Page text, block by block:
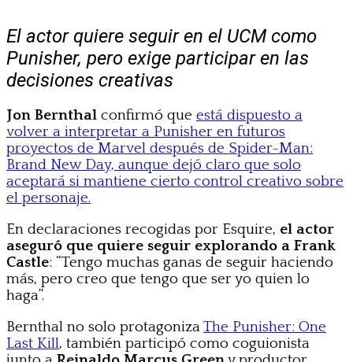
El actor quiere seguir en el UCM como
Punisher, pero exige participar en las
decisiones creativas
Jon Bernthal confirmó que está dispuesto a
volver a interpretar a Punisher en futuros
proyectos de Marvel después de Spider-Man:
Brand New Day, aunque dejó claro que solo
aceptará si mantiene cierto control creativo sobre
el personaje.
En declaraciones recogidas por Esquire, el actor
aseguró que quiere seguir explorando a Frank
Castle: “Tengo muchas ganas de seguir haciendo
más, pero creo que tengo que ser yo quien lo
haga”.
Bernthal no solo protagonizaThe Punisher: One
Last Kill, también participó como coguionista